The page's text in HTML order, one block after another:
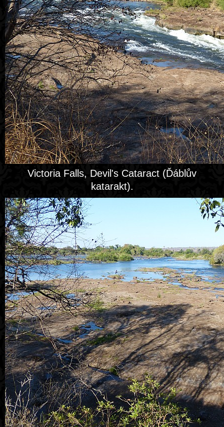
Victoria Falls, Devil's Cataract (Ďáblův
katarakt).